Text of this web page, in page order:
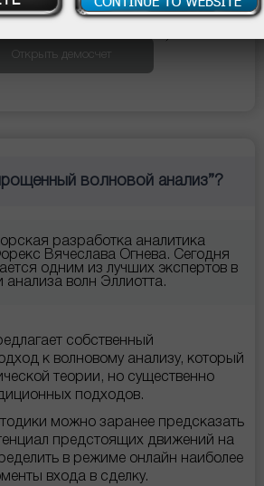
торговый счет
Открыть демосчет
волновой анализ”?
разработка аналитика
Вячеслава Огнева. Сегодня
одним из лучших экспертов в
анализа волн Эллиотта.
собственный
к волновому анализу, который
теории, но существенно
подходов.
можно заранее предсказать
предстоящих движений на
в режиме онлайн наиболее
входа в сделку.